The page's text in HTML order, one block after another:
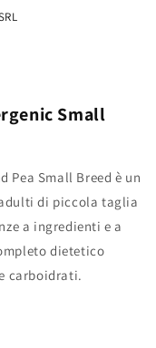
Small
Pea Small Breed è un
di piccola taglia
a ingredienti e a
dietetico
carboidrati.